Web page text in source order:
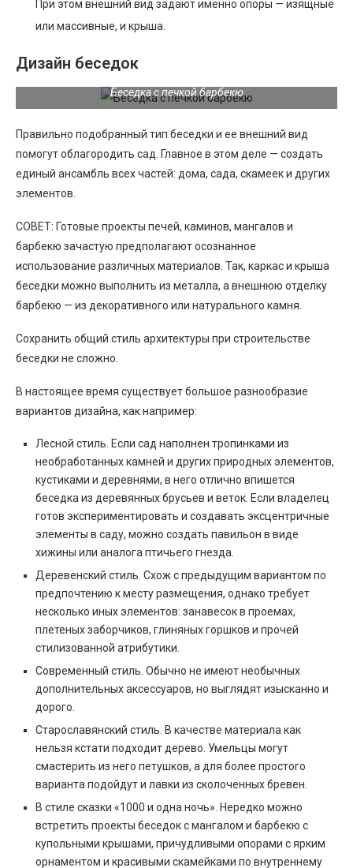
При этом внешний вид задают именно опоры — изящные
или массивные, и крыша.
Дизайн беседок
Беседка с печкой барбекю
Правильно подобранный тип беседки и ее внешний вид
помогут облагородить сад. Главное в этом деле — создать
единый ансамбль всех частей: дома, сада, скамеек и других
элементов.
СОВЕТ: Готовые проекты печей, каминов, мангалов и
барбекю зачастую предполагают осознанное
использование различных материалов. Так, каркас и крыша
беседки можно выполнить из металла, а внешнюю отделку
барбекю — из декоративного или натурального камня.
Сохранить общий стиль архитектуры при строительстве
беседки не сложно.
В настоящее время существует большое разнообразие
вариантов дизайна, как например:
Лесной стиль. Если сад наполнен тропинками из
необработанных камней и других природных элементов,
кустиками и деревнями, в него отлично впишется
беседка из деревянных брусьев и веток. Если владелец
готов экспериментировать и создавать эксцентричные
элементы в саду, можно создать павильон в виде
хижины или аналога птичьего гнезда.
Деревенский стиль. Схож с предыдущим вариантом по
предпочтению к месту размещения, однако требует
несколько иных элементов: занавесок в проемах,
плетеных заборчиков, глиняных горшков и прочей
стилизованной атрибутики.
Современный стиль. Обычно не имеют необычных
дополнительных аксессуаров, но выглядят изысканно и
дорого.
Старославянский стиль. В качестве материала как
нельзя кстати подходит дерево. Умельцы могут
смастерить из него петушков, а для более простого
варианта подойдут и лавки из сколоченных бревен.
В стиле сказки «1000 и одна ночь». Нередко можно
встретить проекты беседок с мангалом и барбекю с
купольными крышами, причудливыми опорами с ярким
орнаментом и красивыми скамейками по внутреннему